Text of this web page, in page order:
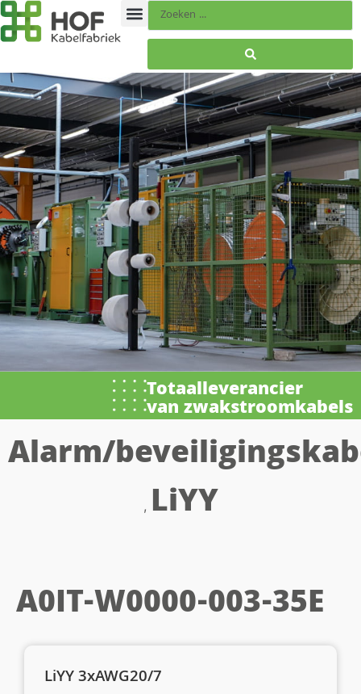
Totaalleverancier
van zwakstroomkabels
Alarm/
, LiYY
A0IT-W0000-003-35E
LiYY 3xAWG20/7